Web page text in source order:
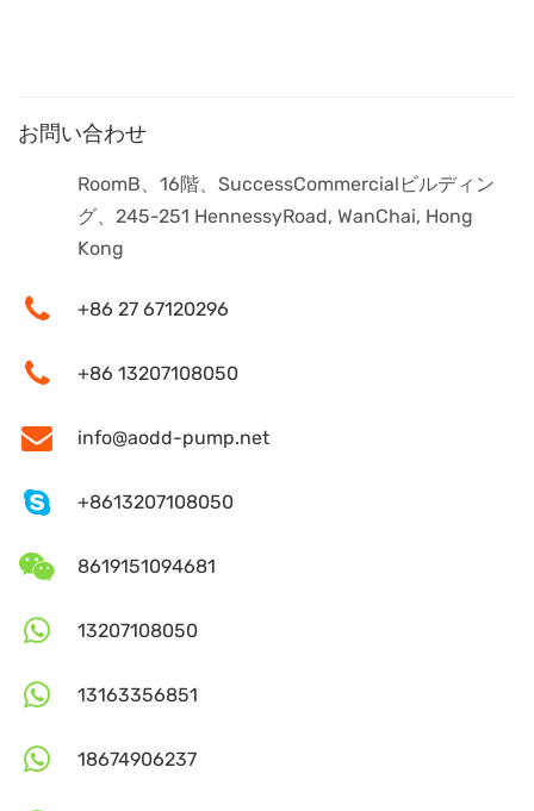
お問い合わせ
RoomB、16階、SuccessCommercialビルディン
グ、245-251 HennessyRoad, WanChai, Hong
Kong
+86 27 67120296
+86 13207108050
info@aodd-pump.net
+8613207108050
8619151094681
13207108050
13163356851
18674906237